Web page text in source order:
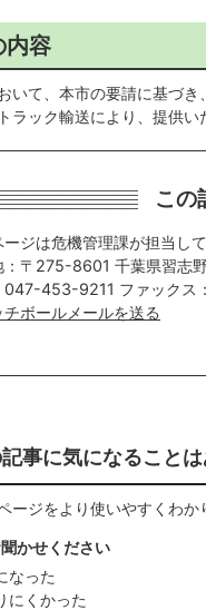
内容
いて、本市の要請に基づ
ラック輸送により、提供い
この
ージは危機管理課が担当して
：〒275-8601 千葉県習志
047-453-9211 ファック
チボールメールを送る
事に気になること
ージをより使いやすくわか
かせください
なった
にくかった